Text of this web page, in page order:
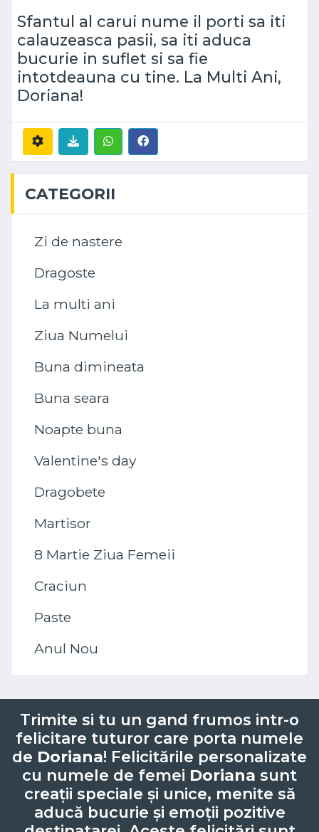
Sfantul al carui nume il porti sa iti
calauzeasca pasii, sa iti aduca
bucurie in suflet si sa fie
intotdeauna cu tine. La Multi Ani,
Doriana!
CATEGORII
Zi de nastere
Dragoste
La multi ani
Ziua Numelui
Buna dimineata
Buna seara
Noapte buna
Valentine's day
Dragobete
Martisor
8 Martie Ziua Femeii
Craciun
Paste
Anul Nou
Trimite si tu un gand frumos intr-o
felicitare tuturor care porta numele
de Doriana! Felicitările personalizate
cu numele de femei Doriana sunt
creații speciale și unice, menite să
aducă bucurie și emoții pozitive